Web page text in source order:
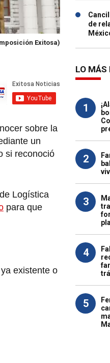
Exitosa)
sobre la
un
si reconoció
Logística
para que
existente o
de
LO MÁS
1
2
3
4
5